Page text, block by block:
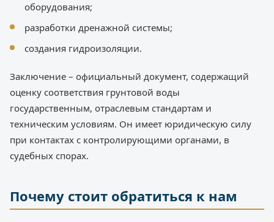
оборудования;
разработки дренажной системы;
создания гидроизоляции.
Заключение – официальный документ, содержащий
оценку соответствия грунтовой воды
государственным, отраслевым стандартам и
техническим условиям. Он имеет юридическую силу
при контактах с контролирующими органами, в
судебных спорах.
Почему стоит обратиться к нам